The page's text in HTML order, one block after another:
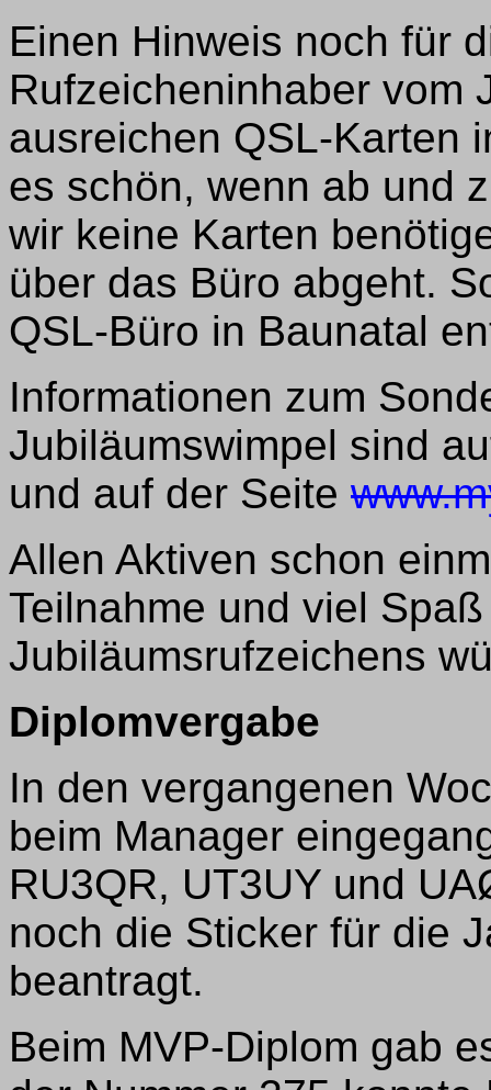
Einen Hinweis noch für
Rufzeicheninhaber vom
ausreichen QSL-Karten
es schön, wenn ab und
wir keine Karten
über das Büro abgeht.
QSL-Büro in Baunatal
Informationen zum
Jubiläumswimpel sind
und auf der Seite
Allen Aktiven schon
Teilnahme und viel
Jubiläumsrufzeichens
Diplomvergabe
In den vergangenen
beim Manager
RU3QR, UT3UY und
noch die Sticker für die
beantragt.
Beim MVP-Diplom gab